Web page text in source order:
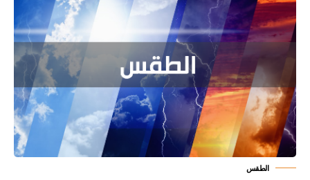
الطقس